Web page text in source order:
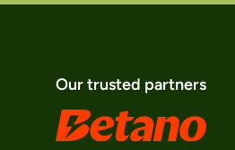
Our trusted partners